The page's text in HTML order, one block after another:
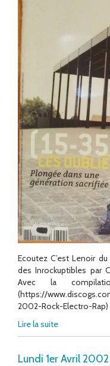
Ecoutez C’est Lenoir
des Inrockuptibles par
Avec la
(https://
2002-Rock-Electro-Rap)
Lire la suite
Lundi 1er Avril